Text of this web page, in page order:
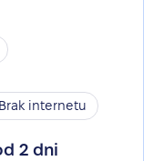
Brak internetu
2 dni